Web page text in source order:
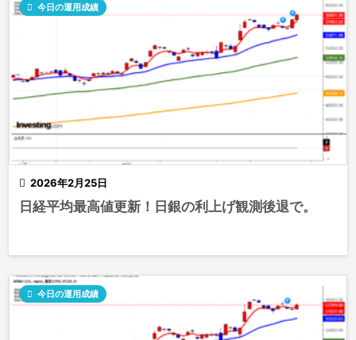
 2026年2月25日
 今日の運用成績
日経平均最高値更新！日銀の利上げ観測後退で。
 今日の運用成績